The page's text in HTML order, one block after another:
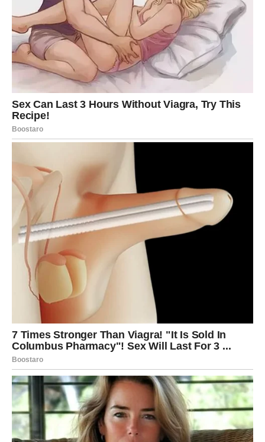
Slobodne Ribe mogu doživeti iznenađenje u vidu
priznanja od osobe koja im je dugo bila bliska. Neko ko je
skrivao emocije može konačno skupiti hrabrost da ih
pokaže.
POSAO – RAZJAŠNJENJE
SITUACIJA
Na poslovnom planu Ribe mogu doći do informacija koje
menjaju način na koji gledaju na određene situacije.
Možda ćete saznati nešto o planovima na poslu ili o
namerama nekog saradnika.
Ribe su znak koji često radi tiho i posvećeno, ali ne voli
neiskrenost u poslovnim odnosima. Ako ste u poslednje
vreme imali osećaj da se nešto dešava iza kulisa, sada
može doći do situacije koja otkriva istinu.
za nagle odluke ili poverenje u obećanja koja nisu
dovoljno jasna.
UNUTRAŠNJA ISTINA –
BUĐENJE SOPSTVENE SNAGE